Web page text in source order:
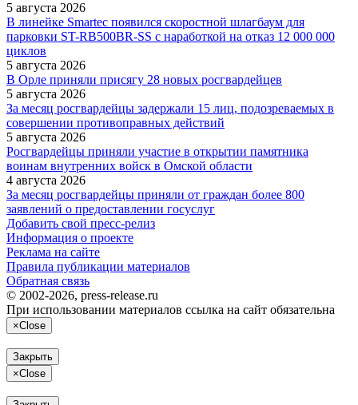
5 августа 2026
В линейке Smartec появился скоростной шлагбаум для
парковки ST-RB500BR-SS с наработкой на отказ 12 000 000
циклов
5 августа 2026
В Орле приняли присягу 28 новых росгвардейцев
5 августа 2026
За месяц росгвардейцы задержали 15 лиц, подозреваемых в
совершении противоправных действий
5 августа 2026
Росгвардейцы приняли участие в открытии памятника
воинам внутренних войск в Омской области
4 августа 2026
За месяц росгвардейцы приняли от граждан более 800
заявлений о предоставлении госуслуг
Добавить свой пресс-релиз
Информация о проекте
Реклама на сайте
Правила публикации материалов
Обратная связь
© 2002-2026, press-release.ru
При использовании материалов ссылка на сайт обязательна
×Close
Закрыть
×Close